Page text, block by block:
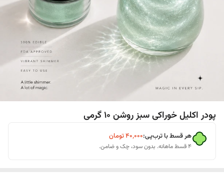
پودر اکلیل خوراکی سبز روشن ۱۰ گرمی
هر قسط با ترب‌پی:۴۰٬۰۰۰تومان
۴ قسط ماهانه. بدون سود، چک و ضامن.